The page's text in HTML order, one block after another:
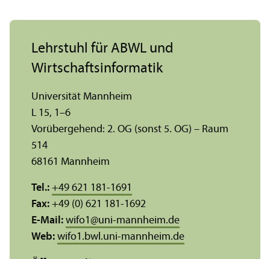
Lehr­stuhl für ABWL und
Wirtschafts­informatik
Universität Mannheim
L 15, 1–6
Vorübergehend: 2. OG (sonst 5. OG) – Raum
514
68161 Mannheim
Tel.: +49 621 181-1691
Fax: +49 (0) 621 181-1692
E-Mail: wifo1 @uni-mannheim.de
Web: wifo1.bwl.uni-mannheim.de